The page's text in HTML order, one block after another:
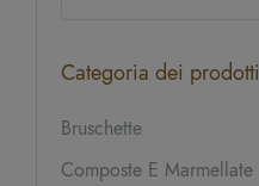
Categoria dei prodotti
Bruschette
Composte E Marmellate